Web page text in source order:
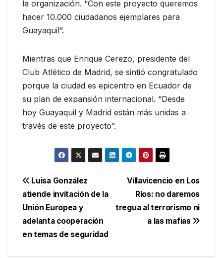
la organización. “Con este proyecto queremos
hacer 10.000 ciudadanos ejemplares para
Guayaquil”.
Mientras que Enrique Cerezo, presidente del
Club Atlético de Madrid, se sintió congratulado
porque la ciudad es epicentro en Ecuador de
su plan de expansión internacional. “Desde
hoy Guayaquil y Madrid están más unidas a
través de este proyecto”.
Navegación
de
entradas
Villavicencio en Los
Ríos: no daremos
tregua al terrorismo ni
a las mafias
Luisa González
atiende invitación de la
Unión Europea y
adelanta cooperación
en temas de seguridad